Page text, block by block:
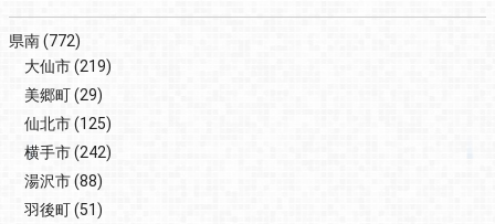
県南(772)
大仙市(219)
美郷町(29)
仙北市(125)
横手市(242)
湯沢市(88)
羽後町(51)